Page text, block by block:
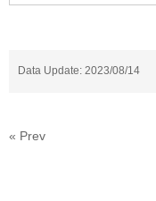
Data Update: 2023/08/14
« Prev